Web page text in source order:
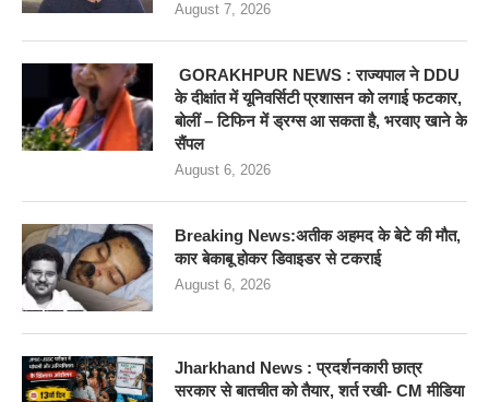
August 7, 2026
GORAKHPUR NEWS : राज्यपाल ने DDU
के दीक्षांत में यूनिवर्सिटी प्रशासन को लगाई फटकार,
बोलीं – टिफिन में ड्रग्स आ सकता है, भरवाए खाने के
सैंपल
August 6, 2026
Breaking News:अतीक अहमद के बेटे की मौत,
कार बेकाबू होकर डिवाइडर से टकराई
August 6, 2026
Jharkhand News : प्रदर्शनकारी छात्र
सरकार से बातचीत को तैयार, शर्त रखी- CM मीडिया